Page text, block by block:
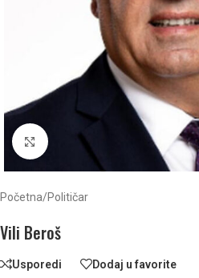
Click to enlarge
Početna/Političar
Vili Beroš
Usporedi Dodaj u favorite